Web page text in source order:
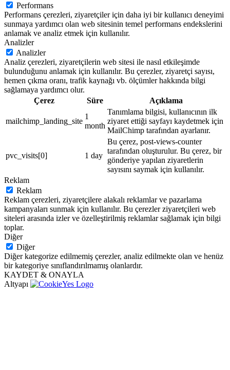
Performans
Performans çerezleri, ziyaretçiler için daha iyi bir kullanıcı deneyimi
sunmaya yardımcı olan web sitesinin temel performans endekslerini
anlamak ve analiz etmek için kullanılır.
Analizler
Analizler
Analiz çerezleri, ziyaretçilerin web sitesi ile nasıl etkileşimde
bulunduğunu anlamak için kullanılır. Bu çerezler, ziyaretçi sayısı,
hemen çıkma oranı, trafik kaynağı vb. ölçümler hakkında bilgi
sağlamaya yardımcı olur.
Çerez
Süre Açıklama
mailchimp_landing_site
1
month
Tanımlama bilgisi, kullanıcının ilk
ziyaret ettiği sayfayı kaydetmek için
MailChimp tarafından ayarlanır.
pvc_visits[0] 1 day
Bu çerez, post-views-counter
tarafından oluşturulur. Bu çerez, bir
gönderiye yapılan ziyaretlerin
sayısını saymak için kullanılır.
Reklam
Reklam
Reklam çerezleri, ziyaretçilere alakalı reklamlar ve pazarlama
kampanyaları sunmak için kullanılır. Bu çerezler ziyaretçileri web
siteleri arasında izler ve özelleştirilmiş reklamlar sağlamak için bilgi
toplar.
Diğer
Diğer
Diğer kategorize edilmemiş çerezler, analiz edilmekte olan ve henüz
bir kategoriye sınıflandırılmamış olanlardır.
KAYDET & ONAYLA
Altyapı